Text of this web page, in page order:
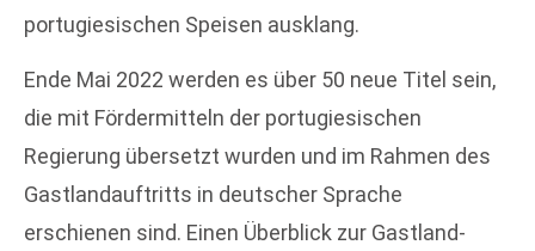
portugiesischen Speisen ausklang.
Ende Mai 2022 werden es über 50 neue Titel sein,
die mit Fördermitteln der portugiesischen
Regierung übersetzt wurden und im Rahmen des
Gastlandauftritts in deutscher Sprache
erschienen sind. Einen Überblick zur Gastland-